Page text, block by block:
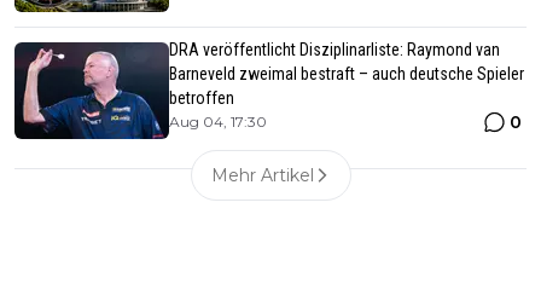
DRA veröffentlicht Disziplinarliste: Raymond van
Barneveld zweimal bestraft – auch deutsche Spieler
betroffen
Aug 04, 17:30 0
Mehr Artikel